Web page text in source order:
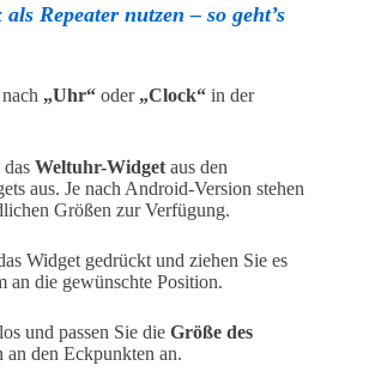
Repeater nutzen – so geht’s
„Uhr“ oder „Clock“ in der
Weltuhr-Widget aus den
aus. Je nach Android-Version stehen
Größen zur Verfügung.
Widget gedrückt und ziehen Sie es
an die gewünschte Position.
und passen Sie die Größe des
an den Eckpunkten an.